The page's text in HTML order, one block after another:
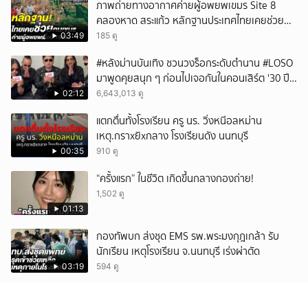
03:49
ภาพถ่ายทางอากาศค่ายผู้อพยพเขมร Site 8
คลองหาด สระแก้ว หลักฐานประเทศไทยเคยช่วยคน
เขมร
185 ดู
02:12
#หลังม่านบันเทิง ชวนวงร็อกระดับตำนาน #LOSO
มาพูดคุยสนุก ๆ ก่อนไปเจอกันในคอนเสิร์ต '30 ปี
LOSO นานเท่าไรก็รอ'
6,643,013 ดู
00:35
แตกตื่นทั้งโรงเรียน ครู นร. วิ่งหนีอลหม่าน
เหตุ.กราxยิxกลาง โรงเรียนดัง นนทบุรี
910 ดู
01:13
“ครั้งแรก” ในชีวิต เกิดขึ้นกลางกองถ่าย!
1,502 ดู
03:19
กองทัพบก ส่งชุด EMS รพ.พระมงกุฎเกล้า รับ
นักเรียน เหตุโรงเรียน จ.นนทบุรี เร่งผ่าตัด
594 ดู